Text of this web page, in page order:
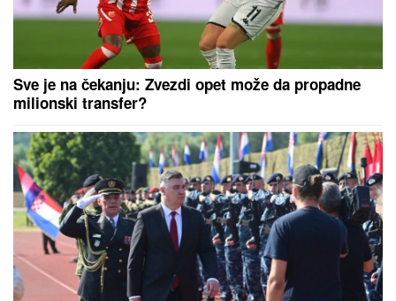
VANJA ŽIVIĆ ĆE POBESNETI!
Milena Kačavenda i
pesku u kupaće, evo kako izgledaju (FOTO)